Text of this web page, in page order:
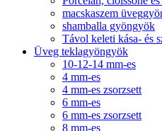
macskaszem
shamballa gyöngyök
Távol keleti kása- és
Üveg teklagyöngyök
10-12-14 mm-es
4 mm-es
4 mm-es zsorzsett
6 mm-es
6 mm-es zsorzsett
8 mm-es